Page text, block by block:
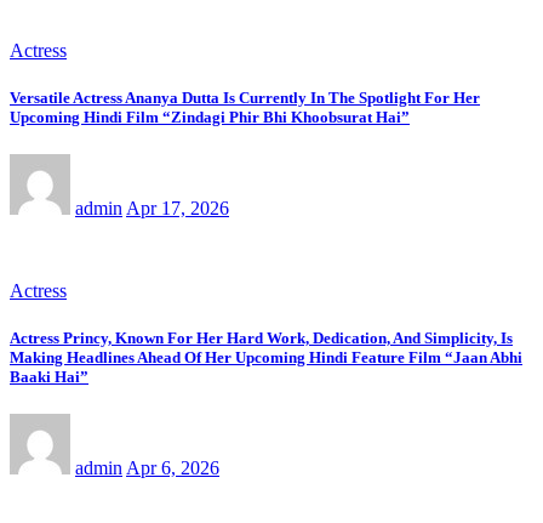
Actress
Versatile Actress Ananya Dutta Is Currently In The Spotlight For Her
Upcoming Hindi Film “Zindagi Phir Bhi Khoobsurat Hai”
admin Apr 17, 2026
Actress
Actress Princy, Known For Her Hard Work, Dedication, And Simplicity, Is
Making Headlines Ahead Of Her Upcoming Hindi Feature Film “Jaan Abhi
Baaki Hai”
admin Apr 6, 2026